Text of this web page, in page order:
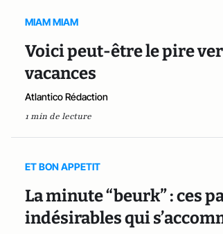
MIAM MIAM
Voici peut-être le pire
vacances
Atlantico Rédaction
1 min de lecture
ET BON APPETIT
La minute “beurk” : ces
indésirables qui